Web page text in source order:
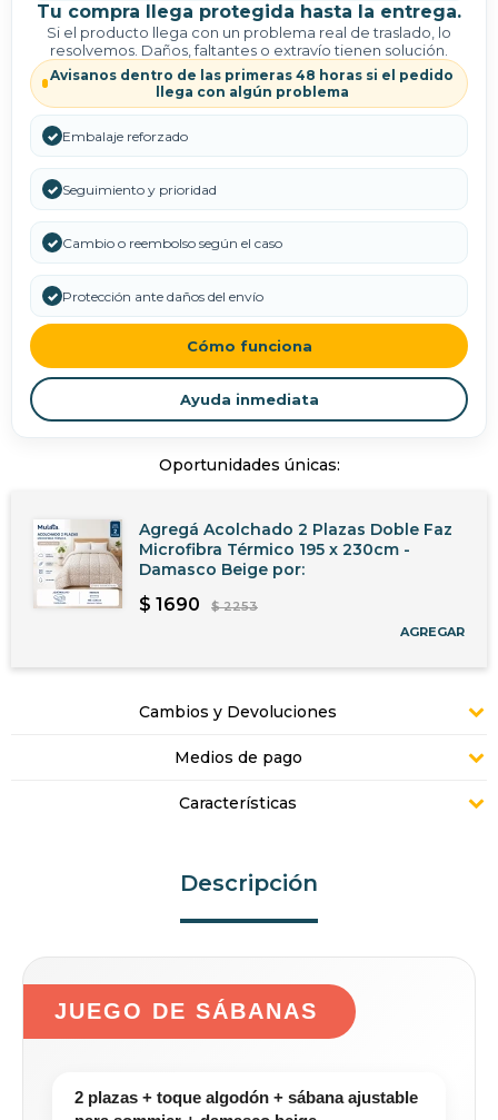
Tu compra llega protegida hasta la entrega.
Si el producto llega con un problema real de traslado, lo
resolvemos. Daños, faltantes o extravío tienen solución.
Avisanos dentro de las primeras 48 horas si el pedido
llega con algún problema
✓ Embalaje reforzado
✓ Seguimiento y prioridad
✓ Cambio o reembolso según el caso
✓ Protección ante daños del envío
Cómo funciona
Ayuda inmediata
Oportunidades únicas:
AGREGAR
Agregá Acolchado 2 Plazas Doble Faz
Microfibra Térmico 195 x 230cm -
Damasco Beige por:
$ 1690 $ 2253
Cambios y Devoluciones
Medios de pago
Características
Descripción
JUEGO DE SÁBANAS
2 plazas + toque algodón + sábana ajustable